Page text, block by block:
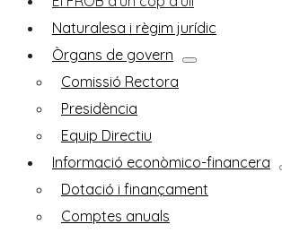
Naturalesa i règim jurídic
Òrgans de govern
Comissió Rectora
Presidència
Equip Directiu
Informació econòmico-financera
Dotació i finançament
Comptes anuals